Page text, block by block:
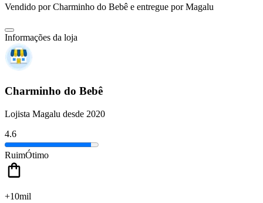
Vendido porCharminho do Bebê e entregue por Magalu
Informações da loja
Charminho do Bebê
Lojista Magalu desde 2020
4.6
RuimÓtimo
+10mil